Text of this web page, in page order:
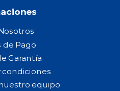
de Pago
Garantía
condiciones
equipo